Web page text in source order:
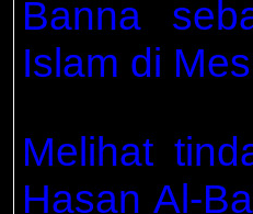
Banna
Islam di
Melihat
Hasan Al-